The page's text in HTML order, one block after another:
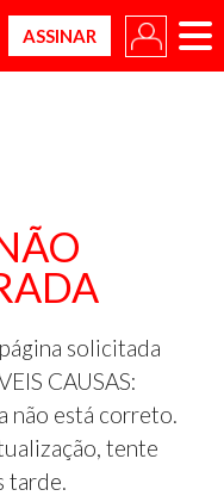
×
solicitada
CAUSAS:
não está correto.
tente
tarde.